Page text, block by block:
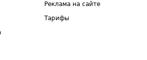
Реклама на сайте
Тарифы